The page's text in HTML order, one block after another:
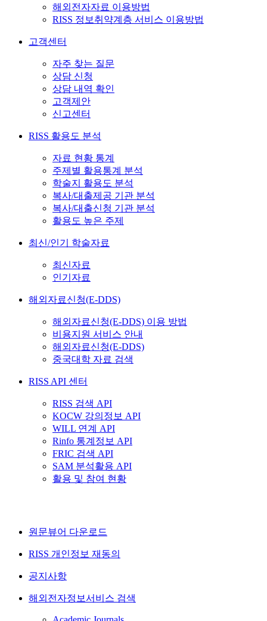
해외전자자료 이용방법
RISS 정보취약계층 서비스 이용방법
고객센터
자주 찾는 질문
상담 신청
상담 내역 확인
고객제안
신고센터
RISS 활용도 분석
자료 현황 통계
주제별 활용통계 분석
학술지 활용도 분석
복사/대출제공 기관 분석
복사/대출신청 기관 분석
활용도 높은 주제
최신/인기 학술자료
최신자료
인기자료
해외자료신청(E-DDS)
해외자료신청(E-DDS) 이용 방법
비용지원 서비스 안내
해외자료신청(E-DDS)
중국대학 자료 검색
RISS API 센터
RISS 검색 API
KOCW 강의정보 API
WILL 연계 API
Rinfo 통계정보 API
FRIC 검색 API
SAM 분석활용 API
활용 및 참여 현황
원문뷰어 다운로드
RISS 개인정보 재동의
공지사항
해외전자정보서비스 검색